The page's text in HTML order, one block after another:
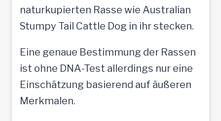
naturkupierten Rasse wie Australian
Stumpy Tail Cattle Dog in ihr stecken.
Eine genaue Bestimmung der Rassen
ist ohne DNA-Test allerdings nur eine
Einschätzung basierend auf äußeren
Merkmalen.